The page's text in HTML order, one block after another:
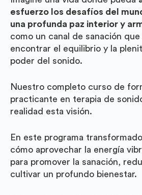
esfuerzo los desafíos del
una profunda paz interior y
como un canal de sanación
encontrar el equilibrio y la
poder del sonido.
Nuestro completo curso de
practicante en terapia de
realidad esta visión.
En este programa
cómo aprovechar la energía
para promover la sanación,
cultivar un profundo bienestar.